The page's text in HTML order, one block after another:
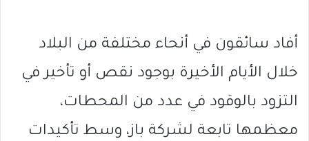
أفاد سائقون في أنحاء مختلفة من البلاد
خلال الأيام الأخيرة بوجود نقص أو تأخير في
التزود بالوقود في عدد من المحطات،
معظمها تابعة لشركة باز، وسط تأكيدات